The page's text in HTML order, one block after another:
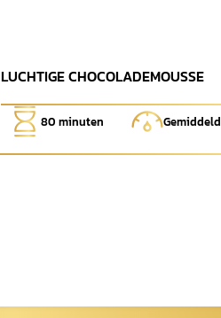
LUCHTIGE CHOCOLADEMOUSSE
80 minuten Gemiddeld